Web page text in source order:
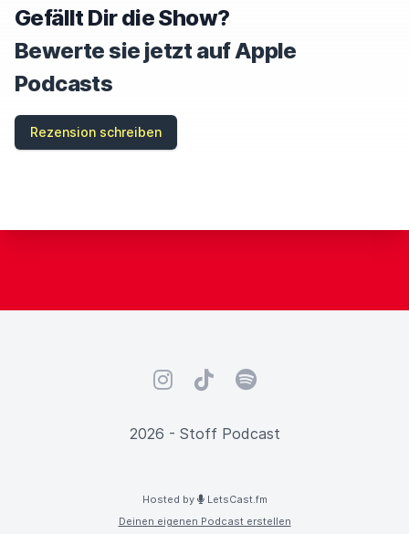
E
T
H
I
S
F
E
Gefällt Dir die Show?
Bewerte sie jetzt auf Apple
Podcasts
Rezension schreiben
InstagramTikTokSpotify
2026 - Stoff Podcast
Hosted by
LetsCast.fm
Deinen eigenen Podcast erstellen